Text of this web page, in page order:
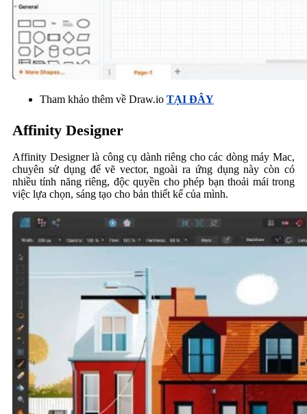
Tham khảo thêm về Draw.io TẠI ĐÂY
Affinity Designer
Affinity Designer là công cụ dành riêng cho các dòng máy Mac,
chuyên sử dụng để vẽ vector, ngoài ra ứng dụng này còn có
nhiều tính năng riêng, độc quyền cho phép bạn thoải mái trong
việc lựa chọn, sáng tạo cho bản thiết kế của mình.